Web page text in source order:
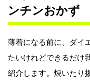
ンチンおかず
薄着になる前に、ダイ
たいけれどできるだけ
紹介します。焼いたり